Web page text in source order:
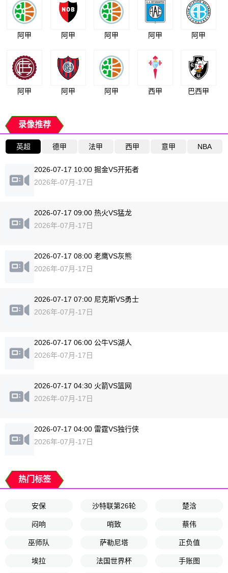
阿甲 阿甲 阿甲 阿甲 阿甲
阿甲 阿甲 阿甲 西甲 巴西甲
录像推荐
英超 德甲 法甲 西甲 意甲 NBA
2026-07-17 10:00 掘金VS开拓者
2026年-07月-17日
2026-07-17 09:00 热火VS猛龙
2026年-07月-17日
2026-07-17 08:00 老鹰VS灰熊
2026年-07月-17日
2026-07-17 07:00 尼克斯VS勇士
2026年-07月-17日
2026-07-17 06:00 公牛VS湖人
2026年-07月-17日
2026-07-17 04:30 火箭VS篮网
2026年-07月-17日
2026-07-17 04:00 雷霆VS独行侠
2026年-07月-17日
热门标签
安保 沙特联第26轮 楚浛
闷响 哨致 蔡伟
巫师队 萨勒尼塔 正负值
埃拉 法国世界杯 手账图